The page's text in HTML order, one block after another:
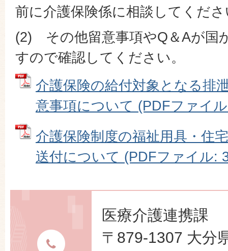
前に介護保険係に相談してくだ
(2) その他留意事項やQ＆Aが国
すので確認してください。
介護保険の給付対象となる排
意事項について (PDFファイ
介護保険制度の福祉用具・住
送付について (PDFファイル:
医療介護連携課
〒879-1307 大分